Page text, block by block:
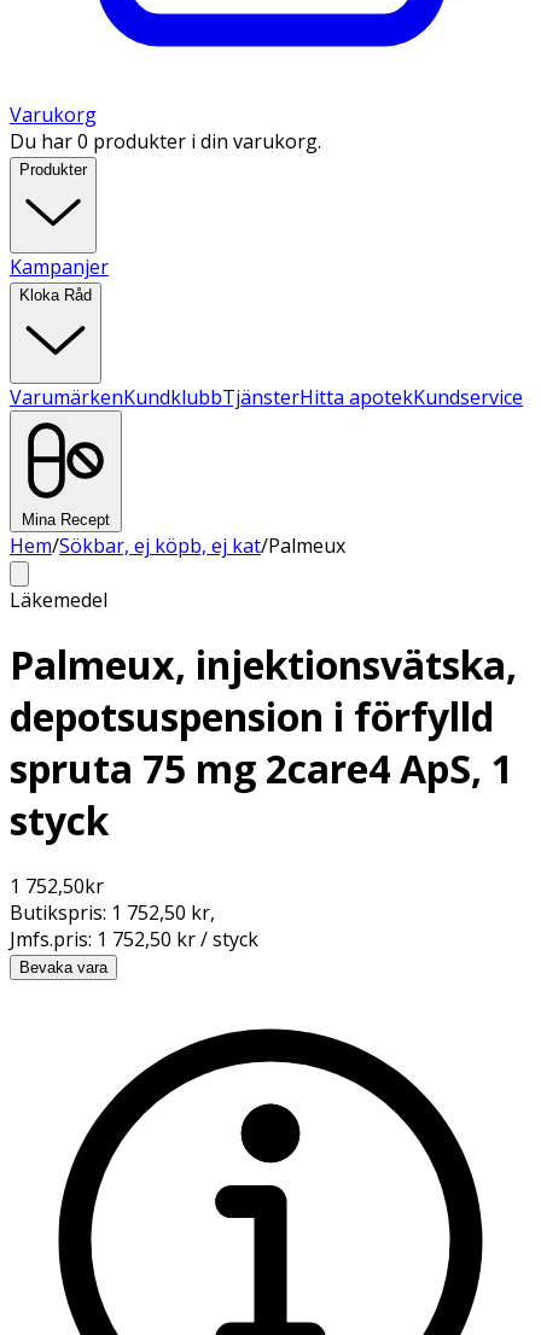
Varukorg
Du har 0 produkter i din varukorg.
Produkter
Kampanjer
Kloka Råd
VarumärkenKundklubbTjänsterHitta apotekKundservice
Mina Recept
Hem/Sökbar, ej köpb, ej kat/Palmeux
Läkemedel
Palmeux, injektionsvätska,
depotsuspension i förfylld
spruta 75 mg 2care4 ApS, 1
styck
1 752,50kr
Butikspris: 1 752,50 kr,
Jmfs.pris: 1 752,50 kr / styck
Bevaka vara